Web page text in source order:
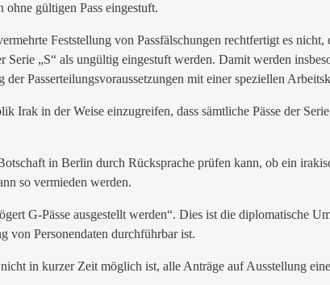
ohne gültigen Pass eingestuft.
Feststellung von Passfälschungen rechtfertigt es nicht,
„S“ als ungültig eingestuft werden. Damit werden
Passerteilungsvoraussetzungen mit einer speziellen
in der Weise einzugreifen, dass sämtliche Pässe der
in Berlin durch Rücksprache prüfen kann, ob ein
so vermieden werden.
G-Pässe ausgestellt werden“. Dies ist die diplomatische
von Personendaten durchführbar ist.
in kurzer Zeit möglich ist, alle Anträge auf Ausstellung